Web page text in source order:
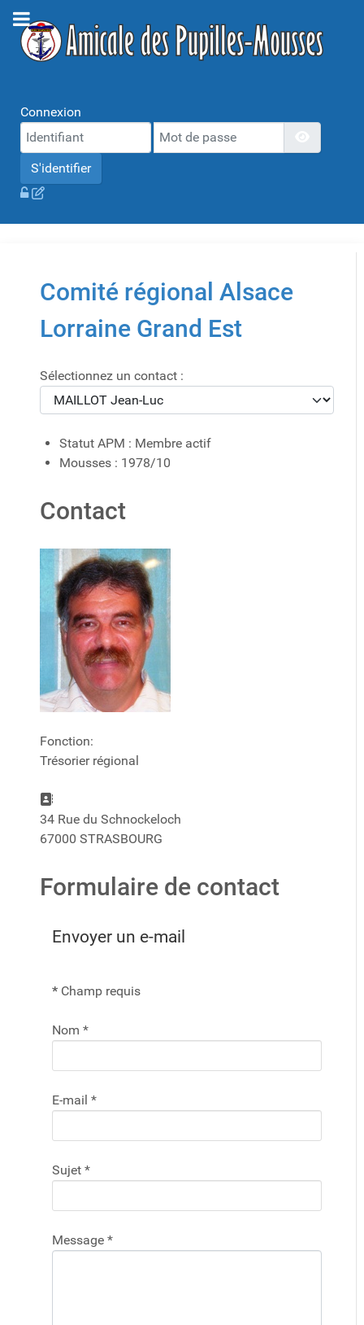
Connexion
Mot de passe
S'identifier
Comité régional Alsace
Lorraine Grand Est
Sélectionnez un contact :
Statut APM : Membre actif
Mousses : 1978/10
Contact
Fonction:
Trésorier régional
Adresse:
34 Rue du Schnockeloch
67000 STRASBOURG
Formulaire de contact
Envoyer un e-mail
* Champ requis
Nom *
E-mail *
Sujet *
Message *